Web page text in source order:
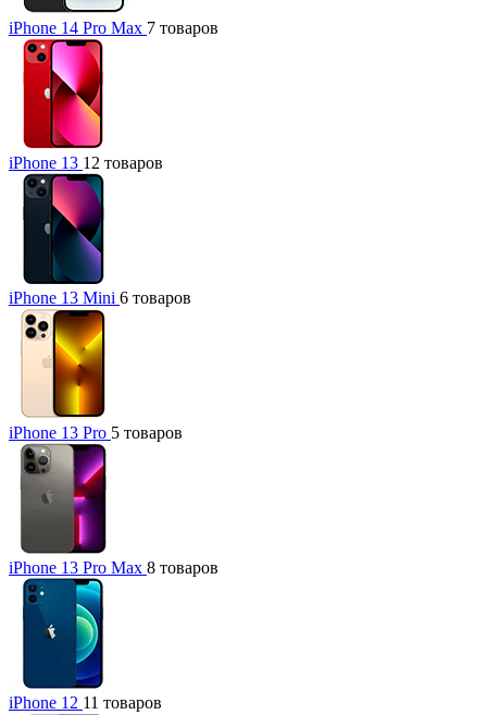
iPhone 14 Pro Max 7 товаров
iPhone 13 12 товаров
iPhone 13 Mini 6 товаров
iPhone 13 Pro 5 товаров
iPhone 13 Pro Max 8 товаров
iPhone 12 11 товаров